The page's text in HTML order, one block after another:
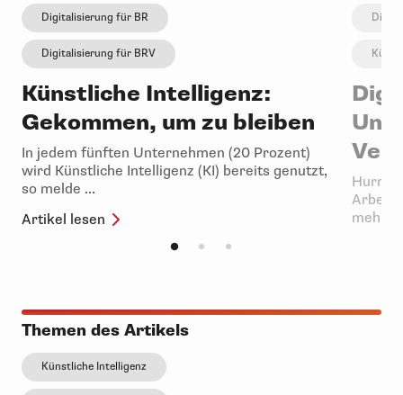
Digitalisierung für BR
Digitalisierung für BRV
Künstliche Intelligenz:
Gekommen, um zu bleiben
In jedem fünften Unternehmen (20 Prozent)
wird Künstliche Intelligenz (KI) bereits genutzt,
so melde ...
Artikel lesen
Hurra,
mehr
Themen des Artikels
Künstliche Intelligenz